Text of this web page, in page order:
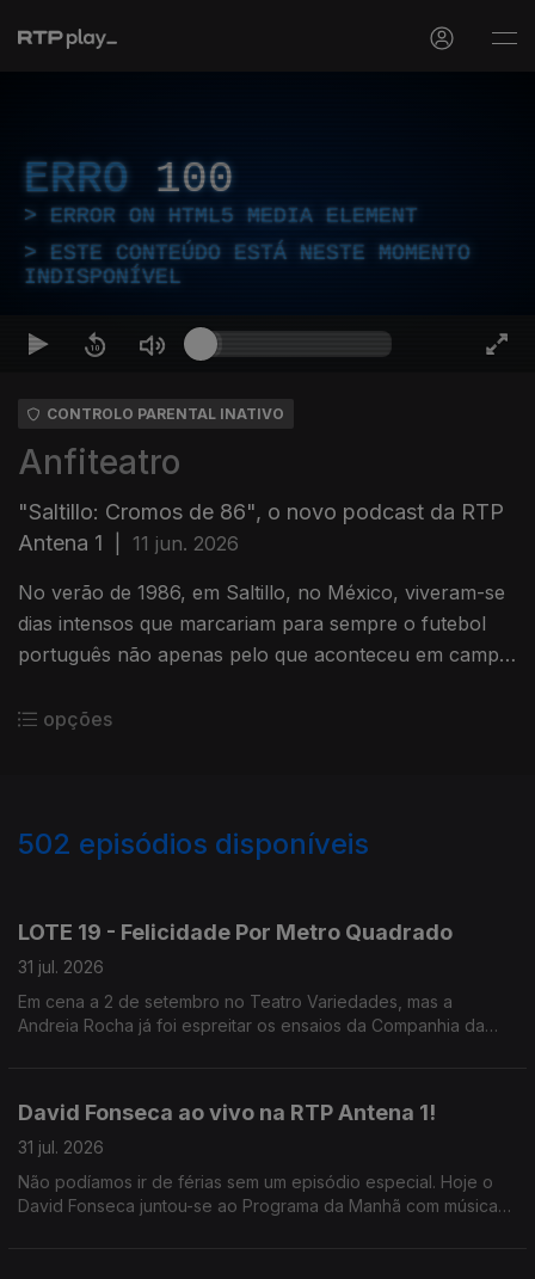
ERRO 100
ERROR ON HTML5 MEDIA ELEMENT
ESTE CONTEÚDO ESTÁ NESTE MOMENTO
INDISPONÍVEL
CONTROLO PARENTAL INATIVO
Anfiteatro
"Saltillo: Cromos de 86", o novo podcast da RTP
Antena 1
11 jun. 2026
No verão de 1986, em Saltillo, no México, viveram-se
dias intensos que marcariam para sempre o futebol
português não apenas pelo que aconteceu em campo,
opções
502 episódios disponíveis
LOTE 19 - Felicidade Por Metro Quadrado
31 jul. 2026
Em cena a 2 de setembro no Teatro Variedades, mas a
Andreia Rocha já foi espreitar os ensaios da Companhia da
David Fonseca ao vivo na RTP Antena 1!
31 jul. 2026
Não podíamos ir de férias sem um episódio especial. Hoje o
David Fonseca juntou-se ao Programa da Manhã com música